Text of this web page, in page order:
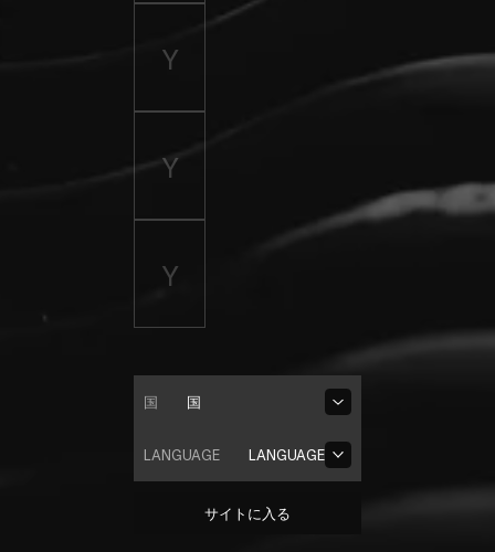
国
国
LANGUAGE
LANGUAGE
サイトに入る